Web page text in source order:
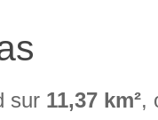
sur 11,37 km²,